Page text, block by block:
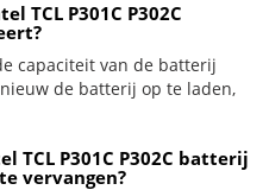
TCL P301C P302C
capaciteit van de batterij
de batterij op te laden,
TCL P301C P302C batterij
vervangen?